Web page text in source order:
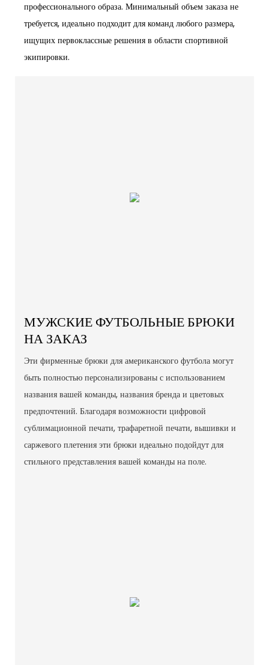
профессионального образа. Минимальный объем заказа не
требуется, идеально подходит для команд любого размера,
ищущих первоклассные решения в области спортивной
экипировки.
МУЖСКИЕ ФУТБОЛЬНЫЕ БРЮКИ
НА ЗАКАЗ
Эти фирменные брюки для американского футбола могут
быть полностью персонализированы с использованием
названия вашей команды, названия бренда и цветовых
предпочтений. Благодаря возможности цифровой
сублимационной печати, трафаретной печати, вышивки и
саржевого плетения эти брюки идеально подойдут для
стильного представления вашей команды на поле.